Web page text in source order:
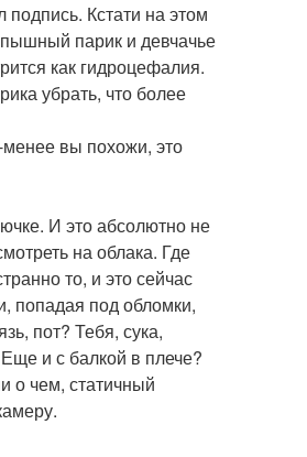
Кстати на этом
парик и девчачье
как гидроцефалия.
убрать, что более
вы похожи, это
И это абсолютно не
на облака. Где
то, и это сейчас
попадая под обломки,
пот? Тебя, сука,
и с балкой в плече?
о чем, статичный